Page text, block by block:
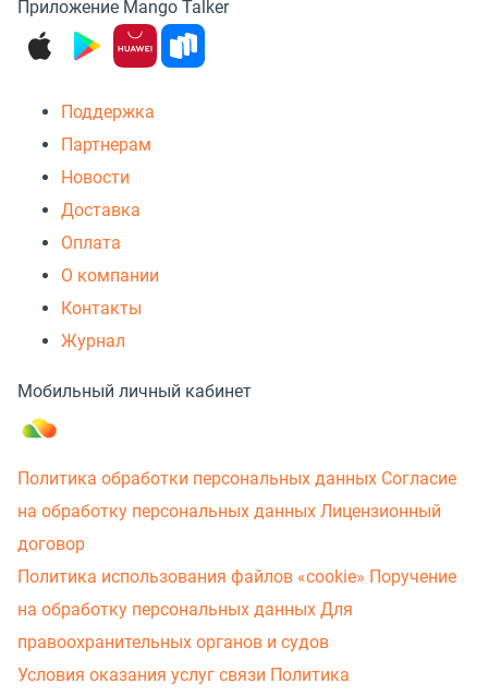
Приложение Mango Talker
Поддержка
Партнерам
Новости
Доставка
Оплата
О компании
Контакты
Журнал
Мобильный личный кабинет
Политика обработки персональных данных Согласие
на обработку персональных данных Лицензионный
договор
Политика использования файлов «cookie» Поручение
на обработку персональных данных Для
правоохранительных органов и судов
Условия оказания услуг связи Политика